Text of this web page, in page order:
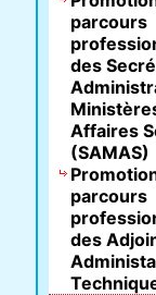
parcours
des
Affaires
(SAMAS)
parcours
des